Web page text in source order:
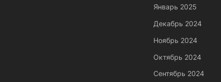
Январь 2025
Декабрь 2024
Ноябрь 2024
Октябрь 2024
Сентябрь 2024